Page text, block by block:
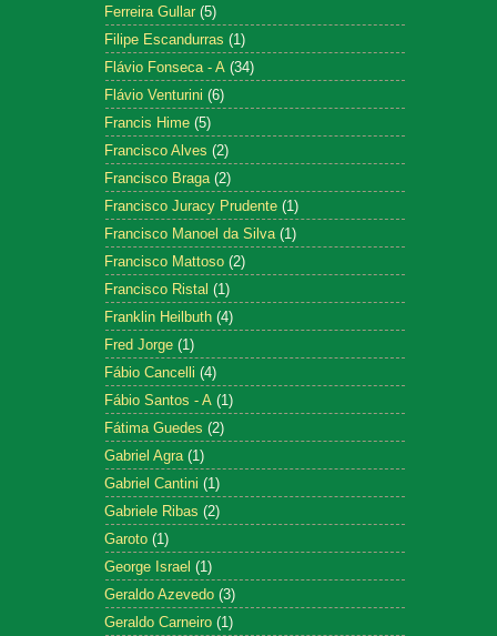
Ferreira Gullar (5)
Filipe Escandurras (1)
Flávio Fonseca - A (34)
Flávio Venturini (6)
Francis Hime (5)
Francisco Alves (2)
Francisco Braga (2)
Francisco Juracy Prudente (1)
Francisco Manoel da Silva (1)
Francisco Mattoso (2)
Francisco Ristal (1)
Franklin Heilbuth (4)
Fred Jorge (1)
Fábio Cancelli (4)
Fábio Santos - A (1)
Fátima Guedes (2)
Gabriel Agra (1)
Gabriel Cantini (1)
Gabriele Ribas (2)
Garoto (1)
George Israel (1)
Geraldo Azevedo (3)
Geraldo Carneiro (1)